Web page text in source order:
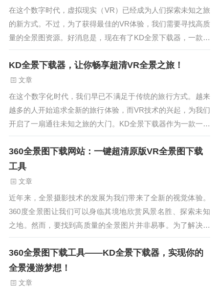
在这个数字时代，虚拟现实（VR）已经成为人们探索未知之旅
的新方式。不过，为了获得最佳的VR体验，我们需要寻找高质
量的全景图资源。好消息是，现在有了KD全景下载器，一款强
大的工具，让您一键下载超清原版VR全景图！KD全景下载器
是一款简单易用的软件，支持40个VR平台，包括Oculus、HT
C Vive、Google Cardboard等。只需轻松几步，您就可以下载
到令人惊叹的VR全景图，无论是宏伟的自然风光还是引人入胜
的城市风貌，都能轻松获取。...
KD全景下载器，让你畅享超清VR全景之旅！
文章
在这个数字化时代，我们早已不满足于传统的旅行方式。越来
越多的人开始追求全新的旅行体验，而VR技术的兴起，为我们
开启了一扇通往未知之旅的大门。KD全景下载器作为一款一键
超清原版VR全景图下载工具，将带给你前所未有的全景漫游体
验。KD全景下载器是一款功能强大的软件，它支持40个VR平
台，包括Oculus、HTC Vive、PlayStation VR等等。不管你是
使用哪种设备，都可以通过KD全景下载器轻松下载各类全景
图。无论是自然风光、名胜古迹还是城市街景，只要你想看，
KD全景下载器都能为你实现。这...
360全景图下载网站：一键超清原版VR全景图下载
工具
文章
近年来，全景摄影技术的发展为我们带来了全新的视觉体验。
360度全景图让我们可以身临其境地欣赏风景名胜、探索未知
之地。然而，要找到高质量的全景图片并非易事。为了解决这
一问题，我们推出了KD全景下载器，一款方便快捷的全景图下
载工具。KD全景下载器是一款功能强大的全景图下载工具，支
持40个VR平台，为用户提供了丰富的全景资源。无论您是旅行
爱好者、摄影师还是户外探险者，它都能满足您对全景图的需
360全景图下载工具——KD全景下载器，实现你的
全景漫游梦想！
文章